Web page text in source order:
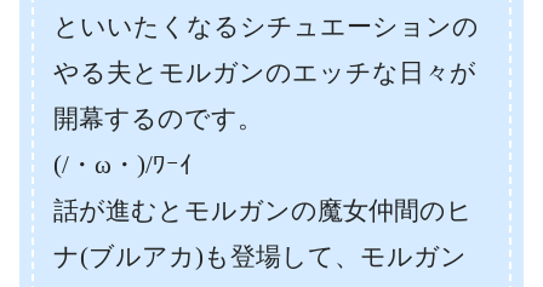
といいたくなるシチュエーションの
やる夫とモルガンのエッチな日々が
開幕するのです。
(/・ω・)/ﾜｰｲ
話が進むとモルガンの魔女仲間のヒ
ナ(ブルアカ)も登場して、モルガン